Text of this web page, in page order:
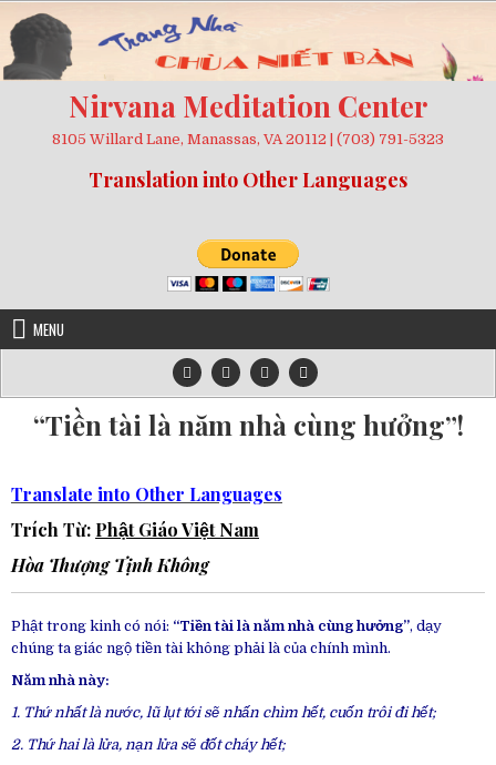
to
content
Nirvana Meditation Center
8105 Willard Lane, Manassas, VA 20112 | (703) 791-5323
Translation into Other Languages
MENU
“Tiền tài là năm nhà cùng hưởng”!
Translate into Other Languages
Trích Từ: Phật Giáo Việt Nam
Hòa ThượngTịnh Không
Phật trong kinh có nói: “Tiền tài là năm nhà cùng hưởng”, dạy
chúng ta giác ngộ tiền tài không phải là của chính mình.
Năm nhà này:
1. Thứ nhất là nước, lũ lụt tới sẽ nhấn chìm hết, cuốn trôi đi hết;
2. Thứ hai là lửa, nạn lửa sẽ đốt cháy hết;